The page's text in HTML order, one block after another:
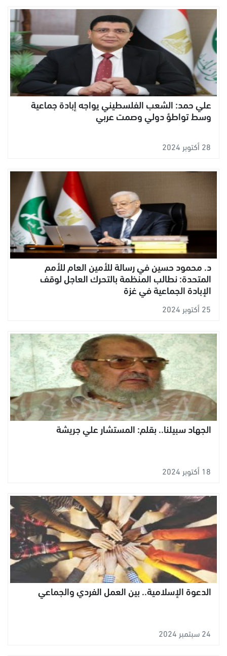
علي حمد: الشعب الفلسطيني يواجه إبادة جماعية
وسط تواطؤ دولي وصمت عربي
28 أكتوبر 2024
د. محمود حسين في رسالة للأمين العام للأمم
المتحدة: نطالب المنظمة بالتحرك العاجل لوقف
الإبادة الجماعية في غزة
25 أكتوبر 2024
الجهاد سبيلنا.. بقلم: المستشار علي جريشة
18 أكتوبر 2024
الدعوة الإسلامية.. بين العمل الفردي والجماعي
24 سبتمبر 2024